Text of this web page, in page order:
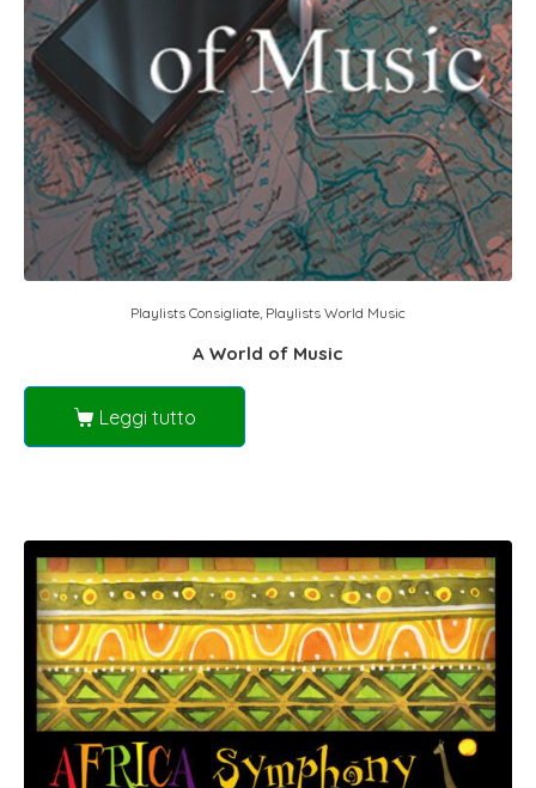
Playlists Consigliate, Playlists World Music
A World of Music
Leggi tutto